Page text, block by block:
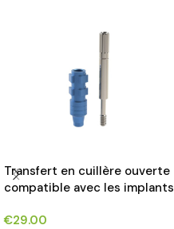
Transfert en cuillère ouverte
compatible avec les implants
€29.00